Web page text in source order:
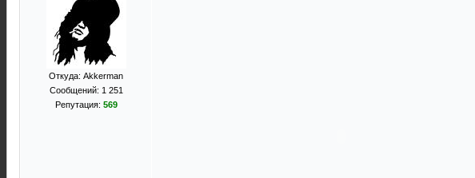
Откуда: Akkerman
Сообщений: 1 251
Репутация: 569